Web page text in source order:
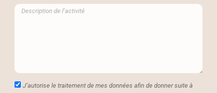
J’autorise le traitement de mes données afin de donner suite à